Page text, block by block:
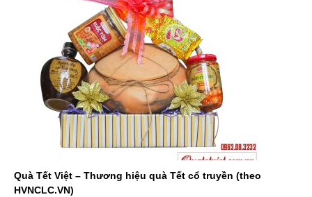
Quà Tết Việt – Thương hiệu quà Tết cổ truyền (theo
HVNCLC.VN)